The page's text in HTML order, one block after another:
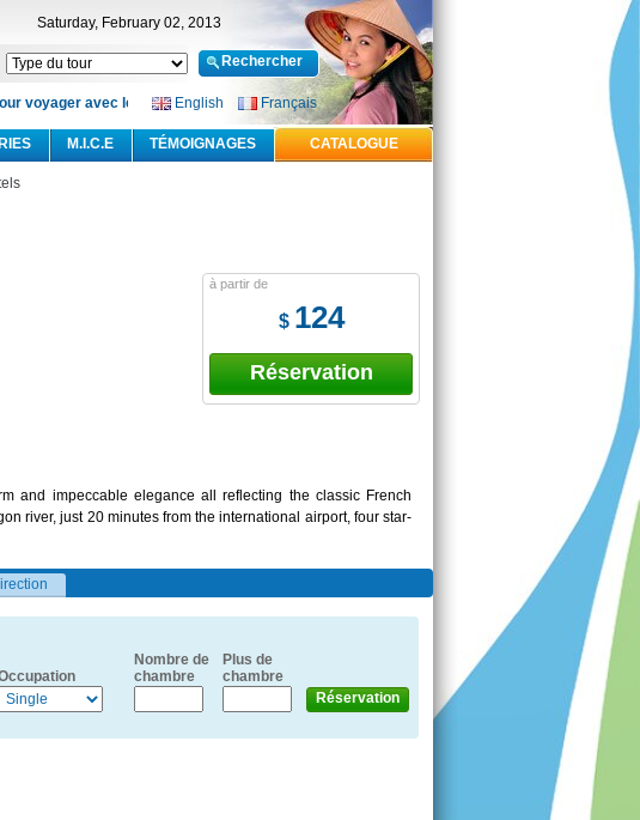
Saturday, February 02, 2013
Français
English
voyager avec le sourire -Offre Visa à l’arrivée gratuit pour le Vietnam Le paiement en
CATALOGUE
TÉMOIGNAGES
M.I.C.E
à partir de
$ 124
Réservation
and impeccable elegance all reflecting the classic French
river, just 20 minutes from the international airport, four star-
Nombre de
chambre
Plus de
chambre